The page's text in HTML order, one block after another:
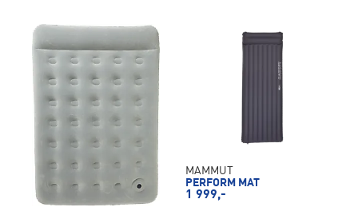
MAMMUT
PERFORM MAT
1 999,-